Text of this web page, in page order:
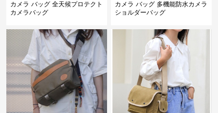
カメラ バッグ 全天候プロテクト
カメラバッグ
カメラ バッグ 多機能防水カメラ
ショルダーバッグ